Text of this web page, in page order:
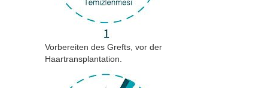
Vorbereiten des Grefts, vor der
Haartransplantation.